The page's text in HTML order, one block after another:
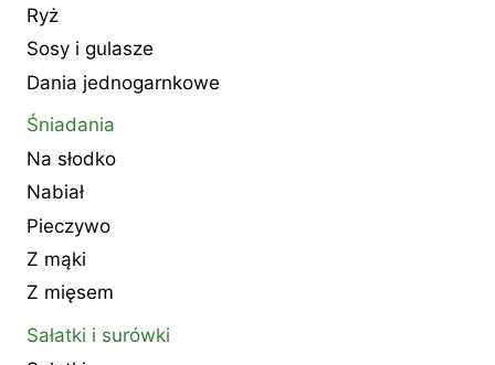
Ryż
Sosy i gulasze
Dania jednogarnkowe
Śniadania
Na słodko
Nabiał
Pieczywo
Z mąki
Z mięsem
Sałatki i surówki